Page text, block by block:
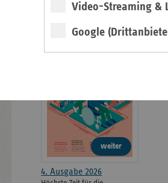
Video-Streaming &
Google
ePaper
weiter
4. Ausgabe 2026